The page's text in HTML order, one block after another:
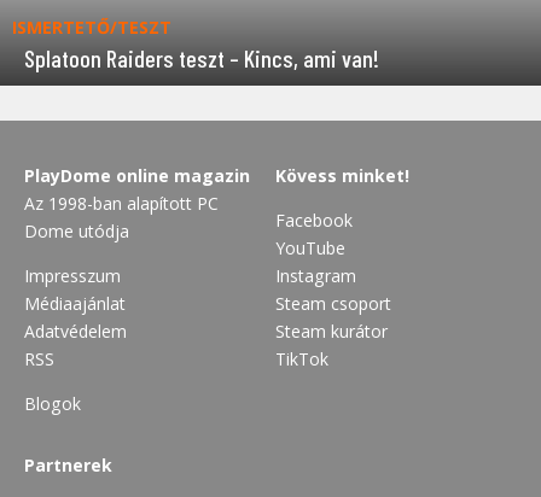
ISMERTETŐ/TESZT
Splatoon Raiders teszt – Kincs, ami van!
PlayDome online magazin
Az 1998-ban alapított PC
Dome utódja
Impresszum
Médiaajánlat
Adatvédelem
RSS
Blogok
Kövess minket!
Facebook
YouTube
Instagram
Steam csoport
Steam kurátor
TikTok
Partnerek